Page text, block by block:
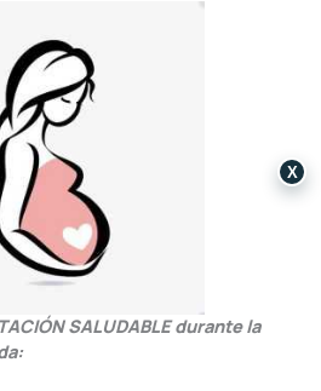
SALUDABLE durante la
X